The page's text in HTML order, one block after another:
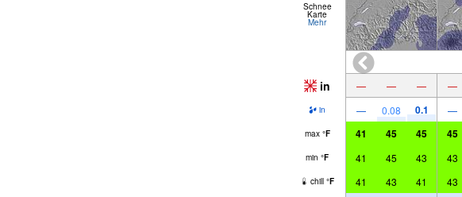
Schnee
Karte
Mehr
in — — — —
in — 0.08 0.1 —
max °F 41 45 45 45
min °F 41 45 43 43
chill °F 41 43 41 43